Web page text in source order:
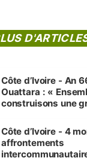
Côte d’Ivoire - An
Ouattara : «
construisons une
générations futures
Côte d’Ivoire - 4
affrontements